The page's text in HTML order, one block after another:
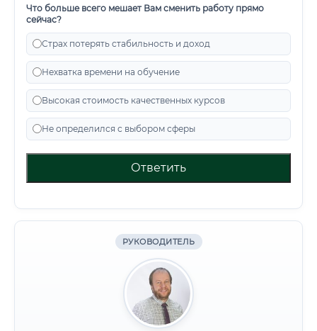
Что больше всего мешает Вам сменить работу прямо
сейчас?
Страх потерять стабильность и доход
Нехватка времени на обучение
Высокая стоимость качественных курсов
Не определился с выбором сферы
Ответить
РУКОВОДИТЕЛЬ